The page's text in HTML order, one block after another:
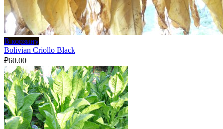
В корзину
Bolivian Criollo Black
₽60.00